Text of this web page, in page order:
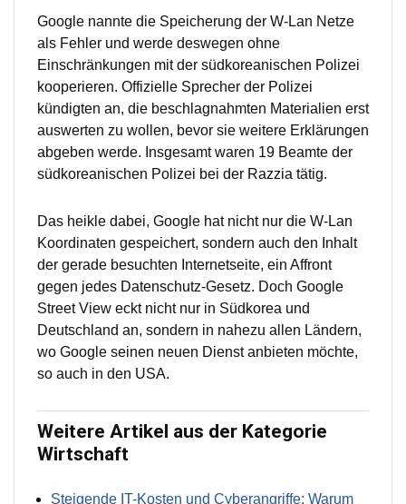
Google nannte die Speicherung der W-Lan Netze
als Fehler und werde deswegen ohne
Einschränkungen mit der südkoreanischen Polizei
kooperieren. Offizielle Sprecher der Polizei
kündigten an, die beschlagnahmten Materialien erst
auswerten zu wollen, bevor sie weitere Erklärungen
abgeben werde. Insgesamt waren 19 Beamte der
südkoreanischen Polizei bei der Razzia tätig.
Das heikle dabei, Google hat nicht nur die W-Lan
Koordinaten gespeichert, sondern auch den Inhalt
der gerade besuchten Internetseite, ein Affront
gegen jedes Datenschutz-Gesetz. Doch Google
Street View eckt nicht nur in Südkorea und
Deutschland an, sondern in nahezu allen Ländern,
wo Google seinen neuen Dienst anbieten möchte,
so auch in den USA.
Weitere Artikel aus der Kategorie
Wirtschaft
Steigende IT-Kosten und Cyberangriffe: Warum